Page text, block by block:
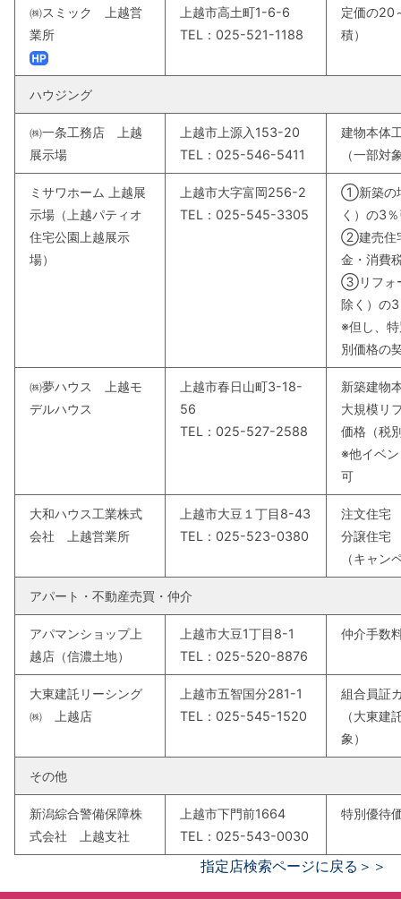
㈱スミック 上越営
業所
上越市高土町1-6-6
TEL：025-521-1188
定価の20
積）
ハウジング
㈱一条工務店 上越
展示場
上越市上源入153-20
TEL：025-546-5411
建物本体
（一部対
ミサワホーム 上越展
示場（上越パティオ
住宅公園上越展示
場）
上越市大字富岡256-2
TEL：025-545-3305
①新築の
く）の3
②建売住
金・消費
③リフォ
除く）の
※但し、
別価格の
㈱夢ハウス 上越モ
デルハウス
上越市春日山町3-18-
56
TEL：025-527-2588
新築建物
大規模リ
価格（税
※他イベ
可
大和ハウス工業株式
会社 上越営業所
上越市大豆１丁目8-43
TEL：025-523-0380
注文住宅
分譲住宅
（キャン
アパート・不動産売買・仲介
アパマンショップ上
越店（信濃土地）
上越市大豆1丁目8-1
TEL：025-520-8876
仲介手数
大東建託リーシング
㈱ 上越店
上越市五智国分281-1
TEL：025-545-1520
組合員証
（大東建
象）
その他
新潟綜合警備保障株
式会社 上越支社
上越市下門前1664
TEL：025-543-0030
特別優待
指定店検索ページに戻る＞＞